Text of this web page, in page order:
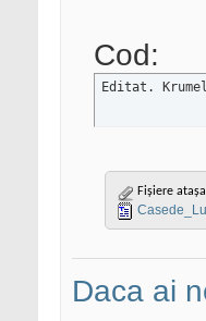
Cod:
Editat. Krumel
Fișiere
Daca ai